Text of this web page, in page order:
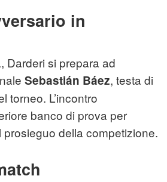
in
Darderi si prepara ad
Sebastián Báez, testa di
torneo. L’incontro
banco di prova per
prosieguo della competizione.